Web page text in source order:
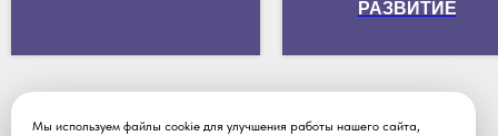
Мы используем файлы cookie для улучшения работы нашего сайта,
РАЗВИТИЕ